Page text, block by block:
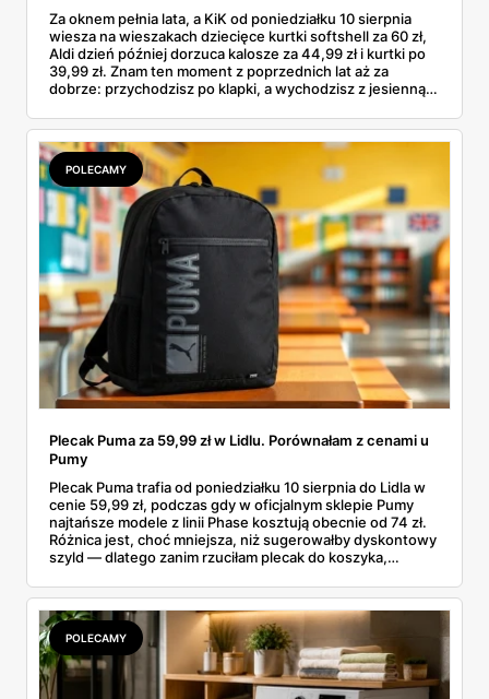
Za oknem pełnia lata, a KiK od poniedziałku 10 sierpnia
wiesza na wieszakach dziecięce kurtki softshell za 60 zł,
Aldi dzień później dorzuca kalosze za 44,99 zł i kurtki po
39,99 zł. Znam ten moment z poprzednich lat aż za
dobrze: przychodzisz po klapki, a wychodzisz z jesienną
pojawi się w gazetkach w przyszłym tygodniu i czy jest
sens kupować jesień, zanim skończą się wakacje.
POLECAMY
Plecak Puma za 59,99 zł w Lidlu. Porównałam z cenami u
Pumy
Plecak Puma trafia od poniedziałku 10 sierpnia do Lidla w
cenie 59,99 zł, podczas gdy w oficjalnym sklepie Pumy
najtańsze modele z linii Phase kosztują obecnie od 74 zł.
Różnica jest, choć mniejsza, niż sugerowałby dyskontowy
szyld — dlatego zanim rzuciłam plecak do koszyka,
rozpiska: co dokładnie sprzedaje Lidl, ile kosztują
odpowiedniki u producenta i komu ten zakup naprawdę
się opłaci.
POLECAMY